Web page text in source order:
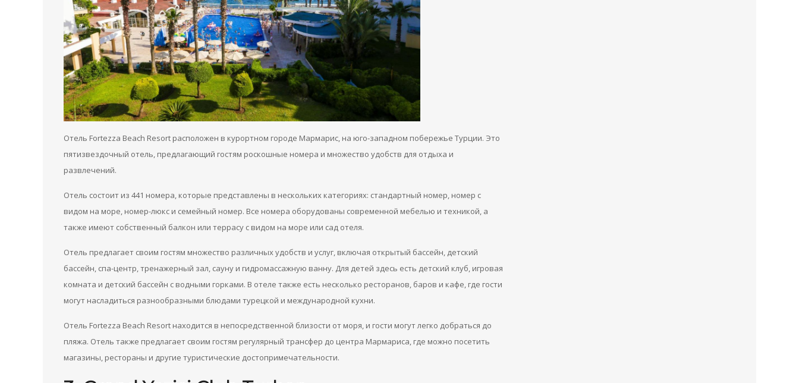
Отель Fortezza Beach Resort расположен в курортном городе Мармарис, на юго-западном побережье Турции. Это
пятизвездочный отель, предлагающий гостям роскошные номера и множество удобств для отдыха и
развлечений.
Отель состоит из 441 номера, которые представлены в нескольких категориях: стандартный номер, номер с
видом на море, номер-люкс и семейный номер. Все номера оборудованы современной мебелью и техникой, а
также имеют собственный балкон или террасу с видом на море или сад отеля.
Отель предлагает своим гостям множество различных удобств и услуг, включая открытый бассейн, детский
бассейн, спа-центр, тренажерный зал, сауну и гидромассажную ванну. Для детей здесь есть детский клуб, игровая
комната и детский бассейн с водными горками. В отеле также есть несколько ресторанов, баров и кафе, где гости
могут насладиться разнообразными блюдами турецкой и международной кухни.
Отель Fortezza Beach Resort находится в непосредственной близости от моря, и гости могут легко добраться до
пляжа. Отель также предлагает своим гостям регулярный трансфер до центра Мармариса, где можно посетить
магазины, рестораны и другие туристические достопримечательности.